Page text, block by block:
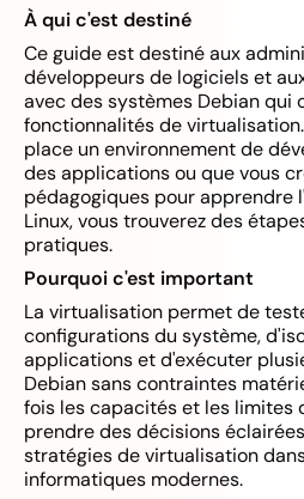
À qui c'est destiné
Ce guide est destiné aux
développeurs de logiciels et
avec des systèmes Debian qui
fonctionnalités de
place un environnement de
des applications ou que vous
pédagogiques pour apprendre
Linux, vous trouverez des
pratiques.
Pourquoi c'est important
La virtualisation permet de
configurations du système,
applications et d'exécuter
Debian sans contraintes
fois les capacités et les limites
prendre des décisions
stratégies de virtualisation
informatiques modernes.